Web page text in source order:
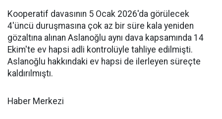
Kooperatif davasının 5 Ocak 2026'da görülecek
4'üncü duruşmasına çok az bir süre kala yeniden
gözaltına alınan Aslanoğlu aynı dava kapsamında 14
Ekim'te ev hapsi adli kontrolüyle tahliye edilmişti.
Aslanoğlu hakkındaki ev hapsi de ilerleyen süreçte
kaldırılmıştı.
Haber Merkezi